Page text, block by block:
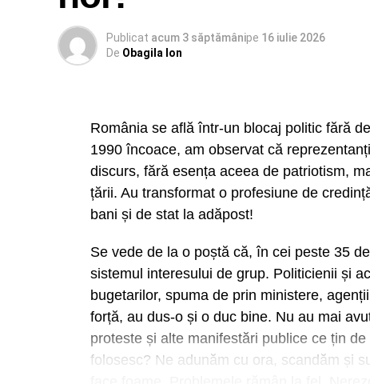
Publicat acum 3 săptămânipe 16 iulie 2026
De Obagila Ion
România se află într-un blocaj politic fără
1990 încoace, am observat că
discurs, fără esența aceea de patriotism,
țării. Au transformat o profesiune de
bani și de stat la adăpost!
Se vede de la o poștă că, în cei peste 35
sistemul interesului de grup. Politicienii și
bugetarilor, spuma de prin ministere,
forță, au dus-o și o duc bine. Nu au mai
proteste și alte manifestări publice ce țin
folosesc? Ne adunăm cu ora, scandăm și